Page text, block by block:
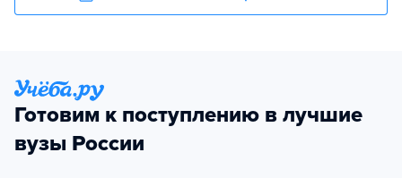
Готовим к поступлению в лучшие
вузы России